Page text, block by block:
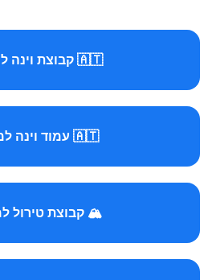
🇦🇹 קבוצת וינה למטיילים
🇦🇹 עמוד וינה למטיילים
🏔️ קבוצת טירול